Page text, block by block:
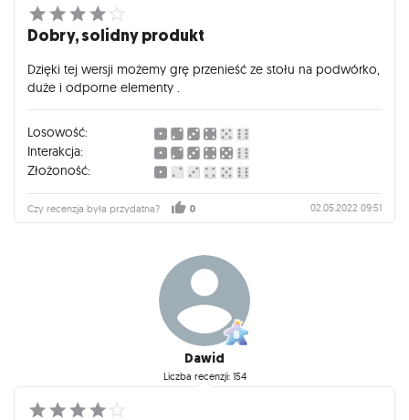
Dobry, solidny produkt
Dzięki tej wersji możemy grę przenieść ze stołu na podwórko,
duże i odporne elementy .
Losowość:
Interakcja:
Złożoność:
Czy recenzja była przydatna? 0 02.05.2022 09:51
Dawid
Liczba recenzji: 154